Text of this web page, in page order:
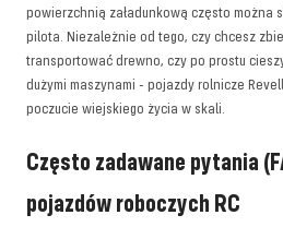
powierzchnią załadunkową często można
pilota. Niezależnie od tego, czy chcesz
transportować drewno, czy po prostu
dużymi maszynami - pojazdy rolnicze
poczucie wiejskiego życia w skali.
Często zadawane pytania
pojazdów roboczych RC